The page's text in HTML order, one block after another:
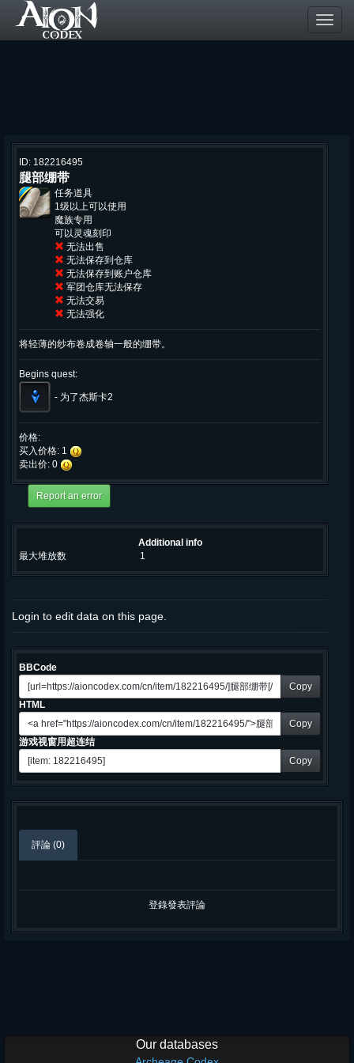
ID: 182216495
腿部绷带
任务道具
1级以上可以使用
魔族专用
可以灵魂刻印
无法出售
无法保存到仓库
无法保存到账户仓库
军团仓库无法保存
无法交易
无法强化
将轻薄的纱布卷成卷轴一般的绷带。
Begins quest:
- 为了杰斯卡2
价格:
买入价格: 1
卖出价: 0
Additional info
最大堆放数
1
Login to edit data on this page.
BBCode
Copy
HTML
Copy
游戏视窗用超连结
Copy
評論 (0)
登錄發表評論
Our databases